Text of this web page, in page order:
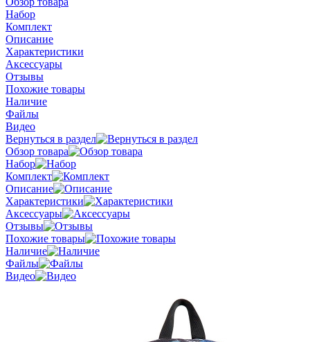
Набор
Комплект
Описание
Характеристики
Аксессуары
Отзывы
Похожие товары
Наличие
Файлы
Видео
Вернуться в раздел
Обзор товара
Набор
Комплект
Описание
Характеристики
Аксессуары
Отзывы
Похожие товары
Наличие
Файлы
Видео